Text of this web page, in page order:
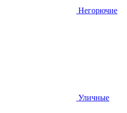
Негорючие
Уличные